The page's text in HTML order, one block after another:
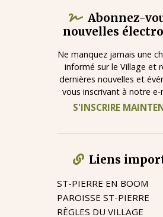
Abonnez-
nouvelles
Ne manquez jamais une
informé sur le Village et
dernières nouvelles et
vous inscrivant à notre
S'INSCRIRE
Liens
ST-PIERRE EN BOOM
PAROISSE ST-PIERRE
RÈGLES DU VILLAGE